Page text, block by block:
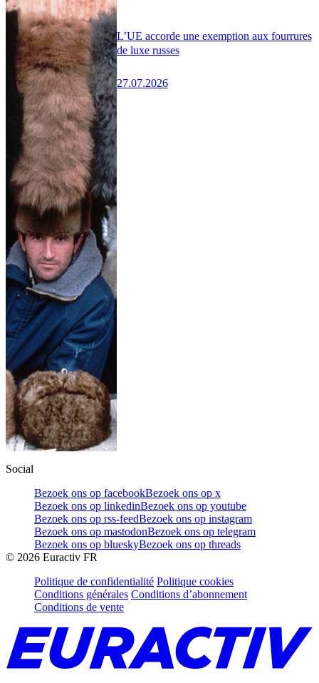
L’UE accorde une exemption aux fourrures
de luxe russes
27.07.2026
Social
Bezoek ons op facebookBezoek ons op x
Bezoek ons op linkedinBezoek ons op youtube
Bezoek ons op rss-feedBezoek ons op instagram
Bezoek ons op mastodonBezoek ons op telegram
Bezoek ons op blueskyBezoek ons op threads
© 2026 Euractiv FR
Politique de confidentialité Politique cookies
Conditions générales Conditions d’abonnement
Conditions de vente